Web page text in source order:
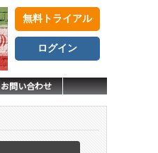
無料トライアル
ログイン
お問い合わせ